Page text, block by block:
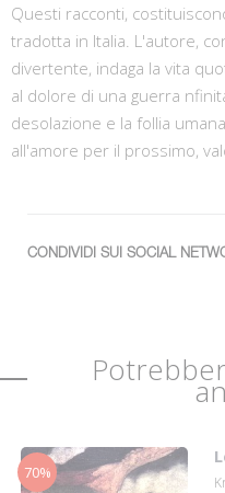
Questi racconti,
tradotta in Italia. L'autore,
divertente, indaga la vita
al dolore di una guerra
desolazione e la follia
all'amore per il prossimo,
CONDIVIDI SUI SOCIAL
70%